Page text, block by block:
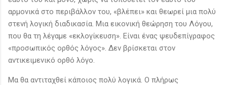
αρμονικά στο περιβάλλον του, «βλέπει» και θεωρεί μια πολύ
στενή λογική διαδικασία. Μια εικονική θεώρηση του Λόγου,
που θα τη λέγαμε «εκλογίκευση». Είναι ένας ψευδεπίγραφος
«προσωπικός ορθός λόγος». Δεν βρίσκεται στον
αντικειμενικό ορθό λόγο.
Μα θα αντιταχθεί κάποιος πολύ λογικά. Ο πλήρως